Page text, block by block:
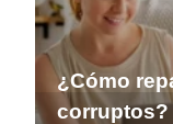
¿Cómo
corruptos?